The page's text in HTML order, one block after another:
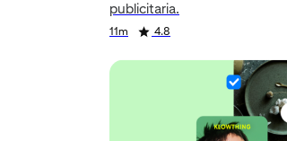
publicitaria.
11m 4.8